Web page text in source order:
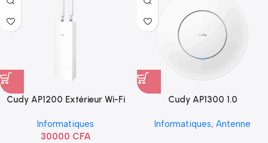
Cudy AP1200 Extérieur Wi-Fi
Informatiques
30000 CFA
Cudy AP1300 1.0
Informatiques, Antenne